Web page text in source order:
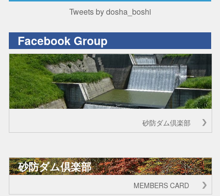
Tweets by dosha_boshi
Facebook Group
砂防ダム倶楽部
砂防ダム倶楽部
MEMBERS CARD